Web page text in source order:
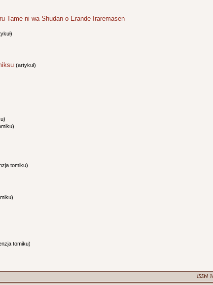
Tame ni wa Shudan o Erande Iraremasen
(artykuł)
tomiku)
tomiku)